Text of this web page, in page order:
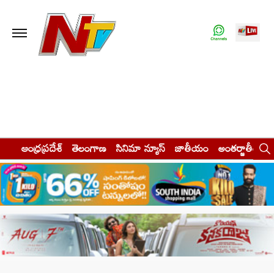
ఆంధ్రప్రదేశ్ తెలంగాణ సినిమా న్యూస్ జాతీయం అంతర్జాతీయం